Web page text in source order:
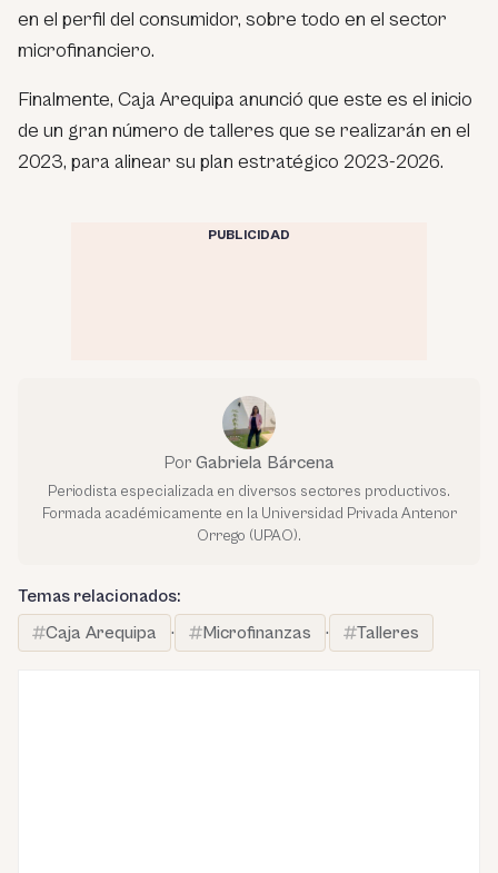
en el perfil del consumidor, sobre todo en el sector
microfinanciero.
Finalmente, Caja Arequipa anunció que este es el inicio
de un gran número de talleres que se realizarán en el
2023, para alinear su plan estratégico 2023-2026.
PUBLICIDAD
Por Gabriela Bárcena
Periodista especializada en diversos sectores productivos.
Formada académicamente en la Universidad Privada Antenor
Orrego (UPAO).
Temas relacionados:
Caja Arequipa
· Microfinanzas · Talleres